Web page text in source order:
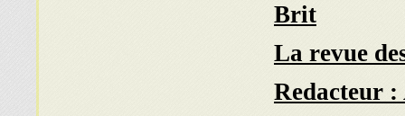
Brit
La revue
Redacteur